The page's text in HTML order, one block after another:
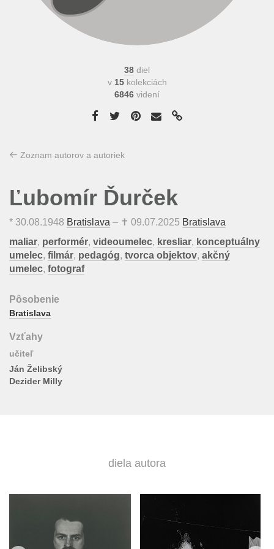
38 diel
v 15kolekciách
6846 videní
Zoznam autorov a autoriek
Ľubomír Ďurček
* 30.08.1948 Bratislava – ✝ 09.07.2025 Bratislava
maliar, performér, videoumelec, kresliar, konceptuálny
umelec, filmár, pedagóg, tvorca objektov, akčný
umelec, fotograf
Pôsobenie
Bratislava
Vzťahy
učiteľ
Ján Želibský
Dezider Milly
diela autora